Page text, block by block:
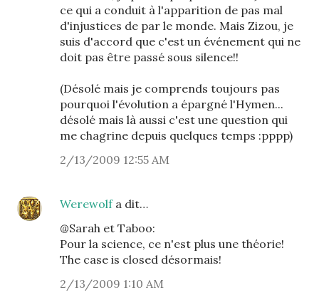
ce qui a conduit à l'apparition de pas mal
d'injustices de par le monde. Mais Zizou, je
suis d'accord que c'est un événement qui ne
doit pas être passé sous silence!!
(Désolé mais je comprends toujours pas
pourquoi l'évolution a épargné l'Hymen...
désolé mais là aussi c'est une question qui
me chagrine depuis quelques temps :pppp)
2/13/2009 12:55 AM
Werewolfa dit…
@Sarah et Taboo:
Pour la science, ce n'est plus une théorie!
The case is closed désormais!
2/13/2009 1:10 AM